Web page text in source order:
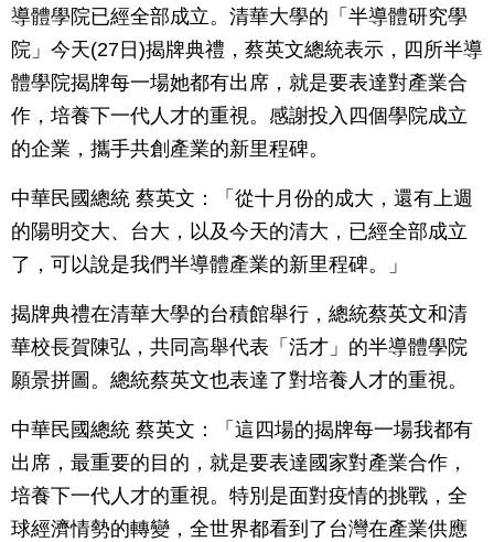
導體學院已經全部成立。清華大學的「半導體研究學
院」今天(27日)揭牌典禮，蔡英文總統表示，四所半導
體學院揭牌每一場她都有出席，就是要表達對產業合
作，培養下一代人才的重視。感謝投入四個學院成立
的企業，攜手共創產業的新里程碑。
中華民國總統 蔡英文：「從十月份的成大，還有上週
的陽明交大、台大，以及今天的清大，已經全部成立
了，可以說是我們半導體產業的新里程碑。」
揭牌典禮在清華大學的台積館舉行，總統蔡英文和清
華校長賀陳弘，共同高舉代表「活才」的半導體學院
願景拼圖。總統蔡英文也表達了對培養人才的重視。
中華民國總統 蔡英文：「這四場的揭牌每一場我都有
出席，最重要的目的，就是要表達國家對產業合作，
培養下一代人才的重視。特別是面對疫情的挑戰，全
球經濟情勢的轉變，全世界都看到了台灣在產業供應